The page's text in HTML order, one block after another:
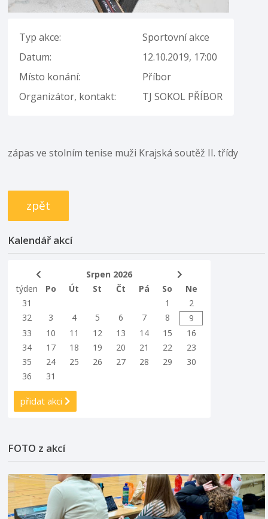
Typ akce:
Sportovní akce
Datum:
12.10.2019, 17:00
Místo konání:
Příbor
Organizátor, kontakt:
TJ SOKOL PŘÍBOR
zápas ve stolním tenise muži Krajská soutěž II. třídy
zpět
Kalendář akcí
Srpen 2026
týden
Po Út St Čt Pá So
Ne
31
1
2
32
3 4 5 6 7 8
9
33
10 11 12 13 14 15
16
34
17 18 19 20 21 22
23
35
24 25 26 27 28 29
30
36
31
přidat akci
FOTO z akcí